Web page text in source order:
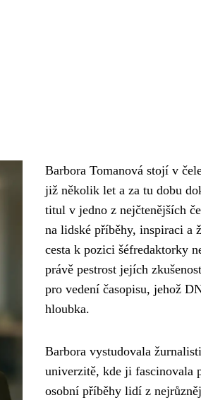
Barbora Tomanová stojí v
již několik let a za tu dobu
titul v jedno z nejčtenějších
na lidské příběhy, inspiraci a
cesta k pozici šéfredaktorky
právě pestrost jejích
pro vedení časopisu, jehož
hloubka.
Barbora vystudovala
univerzitě, kde ji fascinovala
osobní příběhy lidí z